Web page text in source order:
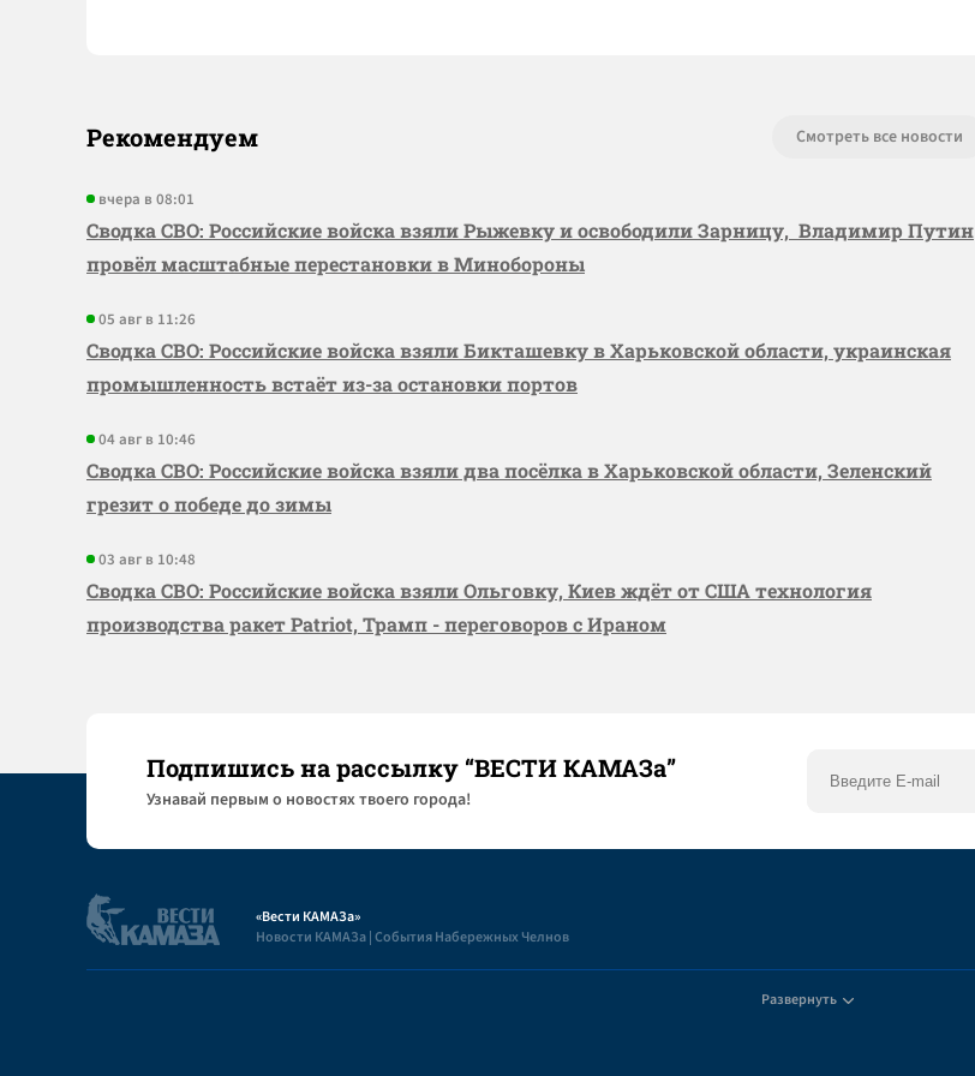
Рекомендуем Смотреть все новости
вчера в 08:01
Сводка СВО: Российские войска взяли Рыжевку и освободили Зарницу, Владимир Путин
провёл масштабные перестановки в Минобороны
05 авг в 11:26
Сводка СВО: Российские войска взяли Бикташевку в Харьковской области, украинская
промышленность встаёт из-за остановки портов
04 авг в 10:46
Сводка СВО: Российские войска взяли два посёлка в Харьковской области, Зеленский
грезит о победе до зимы
03 авг в 10:48
Сводка СВО: Российские войска взяли Ольговку, Киев ждёт от США технология
производства ракет Patriot, Трамп - переговоров с Ираном
Подпишись на рассылку “ВЕСТИ КАМАЗа”
Узнaвай первым о новостях твоего города!
«Вести КАМАЗа»
Новости КАМАЗа | События Набережных Челнов
Развернуть